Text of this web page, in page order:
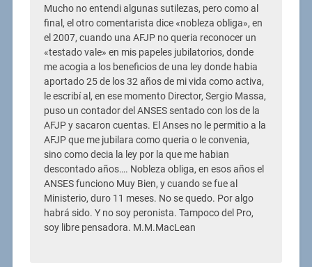
Mucho no entendi algunas sutilezas, pero como al
final, el otro comentarista dice «nobleza obliga», en
el 2007, cuando una AFJP no queria reconocer un
«testado vale» en mis papeles jubilatorios, donde
me acogia a los beneficios de una ley donde habia
aportado 25 de los 32 años de mi vida como activa,
le escribí al, en ese momento Director, Sergio Massa,
puso un contador del ANSES sentado con los de la
AFJP y sacaron cuentas. El Anses no le permitio a la
AFJP que me jubilara como queria o le convenia,
sino como decia la ley por la que me habian
descontado años…. Nobleza obliga, en esos años el
ANSES funciono Muy Bien, y cuando se fue al
Ministerio, duro 11 meses. No se quedo. Por algo
habrá sido. Y no soy peronista. Tampoco del Pro,
soy libre pensadora. M.M.MacLean